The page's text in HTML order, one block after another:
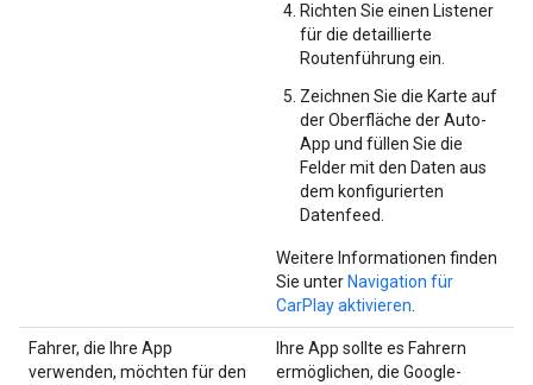
Richten Sie einen Listener
für die detaillierte
Routenführung ein.
Zeichnen Sie die Karte auf
der Oberfläche der Auto-
App und füllen Sie die
Felder mit den Daten aus
dem konfigurierten
Datenfeed.
Weitere Informationen finden
Sie unter Navigation für
CarPlay aktivieren
Fahrer, die Ihre App
verwenden, möchten für den
Ihre App sollte es Fahrern
ermöglichen, die Google-